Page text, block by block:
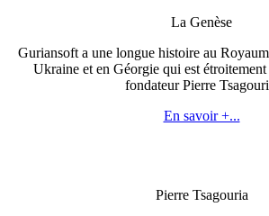
La Genèse
Guriansoft a une longue histoire au
Ukraine et en Géorgie qui est
fondateur Pierre
En savoir +...
Pierre Tsagouria